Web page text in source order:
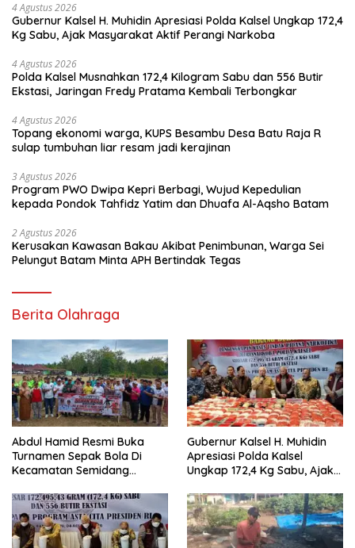
4 Agustus 2026
Gubernur Kalsel H. Muhidin Apresiasi Polda Kalsel Ungkap 172,4
Kg Sabu, Ajak Masyarakat Aktif Perangi Narkoba
4 Agustus 2026
Polda Kalsel Musnahkan 172,4 Kilogram Sabu dan 556 Butir
Ekstasi, Jaringan Fredy Pratama Kembali Terbongkar
4 Agustus 2026
Topang ekonomi warga, KUPS Besambu Desa Batu Raja R
sulap tumbuhan liar resam jadi kerajinan
3 Agustus 2026
Program PWO Dwipa Kepri Berbagi, Wujud Kepedulian
kepada Pondok Tahfidz Yatim dan Dhuafa Al-Aqsho Batam
2 Agustus 2026
Kerusakan Kawasan Bakau Akibat Penimbunan, Warga Sei
Pelungut Batam Minta APH Bertindak Tegas
Berita Olahraga
Abdul Hamid Resmi Buka
Turnamen Sepak Bola Di
Kecamatan Semidang
Menyambut HUT RI Ke-81
Tahun 2026
Gubernur Kalsel H. Muhidin
Apresiasi Polda Kalsel
Ungkap 172,4 Kg Sabu, Ajak
Narkoba